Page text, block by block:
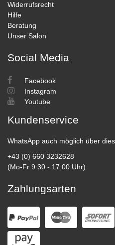
Widerrufsrecht
Hilfe
Beratung
Unser Salon
Social Media
Facebook
Instagram
Youtube
Kundenservice
WhatsApp auch möglich über
+43 (0) 660 3232628
(Mo-Fr 9:30 - 17:00 Uhr)
Zahlungsarten